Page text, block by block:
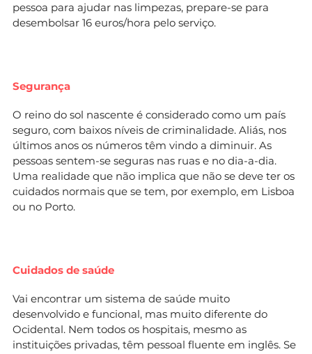
pessoa para ajudar nas limpezas, prepare-se para
desembolsar 16 euros/hora pelo serviço.
Segurança
O reino do sol nascente é considerado como um país
seguro, com baixos níveis de criminalidade. Aliás, nos
últimos anos os números têm vindo a diminuir. As
pessoas sentem-se seguras nas ruas e no dia-a-dia.
Uma realidade que não implica que não se deve ter os
cuidados normais que se tem, por exemplo, em Lisboa
ou no Porto.
Cuidados de saúde
Vai encontrar um sistema de saúde muito
desenvolvido e funcional, mas muito diferente do
Ocidental. Nem todos os hospitais, mesmo as
instituições privadas, têm pessoal fluente em inglês. Se